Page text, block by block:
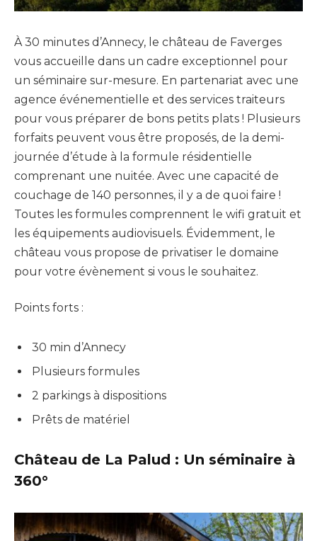
À 30 minutes d’Annecy, le château de Faverges
vous accueille dans un cadre exceptionnel pour
un séminaire sur-mesure. En partenariat avec une
agence événementielle et des services traiteurs
pour vous préparer de bons petits plats ! Plusieurs
forfaits peuvent vous être proposés, de la demi-
journée d’étude à la formule résidentielle
comprenant une nuitée. Avec une capacité de
couchage de 140 personnes, il y a de quoi faire !
Toutes les formules comprennent le wifi gratuit et
les équipements audiovisuels. Évidemment, le
château vous propose de privatiser le domaine
pour votre évènement si vous le souhaitez.
Points forts :
30 min d’Annecy
Plusieurs formules
2 parkings à dispositions
Prêts de matériel
Château de La Palud : Un séminaire à
360°